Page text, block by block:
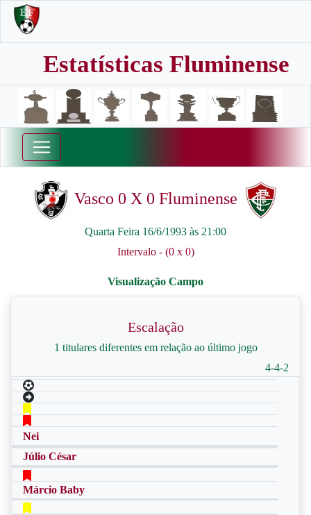
Estatísticas Fluminense
Vasco 0 X 0 Fluminense
Quarta Feira 16/6/1993 às 21:00
Intervalo - (0 x 0)
Escalação
1 titulares diferentes em relação ao último jogo
4-4-2
Nei
Júlio César
Márcio Baby